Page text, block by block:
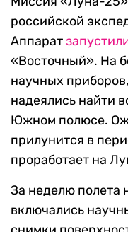
российской
Аппарат
«Восточный». На
научных
надеялись найти
Южном полюсе.
прилунится в
проработает на
За неделю полета
включались